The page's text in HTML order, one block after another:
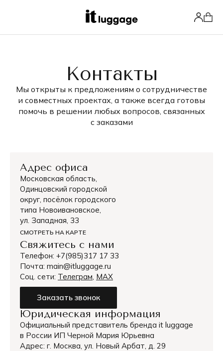
Контакты
Мы открыты к предложениям о сотрудничестве
и совместных проектах, а также всегда готовы
помочь в решении любых вопросов, связанных
с заказами
Адрес офиса
Московская область,
Одинцовский городской
округ, посёлок городского
типа Новоивановское,
ул. Западная, 33
СМОТРЕТЬ НА КАРТЕ
Свяжитесь с нами
Телефон: +7(985)317 17 33
Почта: main@itluggage.ru
Соц. сети: Телеграм, МАХ
Заказать звонок
Юридическая информация
Официальный представитель бренда it luggage
в России ИП Черной Мария Юрьевна
Адрес: г. Москва, ул. Новый Арбат, д. 29